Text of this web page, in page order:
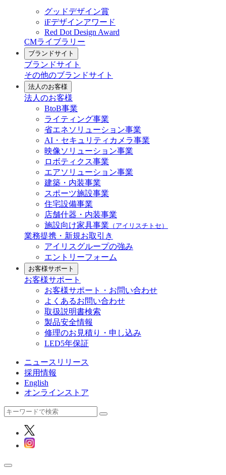
グッドデザイン賞
iFデザインアワード
Red Dot Design Award
CMライブラリー
ブランドサイト
ブランドサイト
その他のブランドサイト
法人のお客様
法人のお客様
BtoB事業
ライティング事業
省エネソリューション事業
AI・セキュリティカメラ事業
映像ソリューション事業
ロボティクス事業
エアソリューション事業
建築・内装事業
スポーツ施設事業
住宅設備事業
店舗什器・内装事業
施設向け家具事業 （アイリスチトセ）
業務提携・新規お取引き
アイリスグループの強み
エントリーフォーム
お客様サポート
お客様サポート
お客様サポート・お問い合わせ
よくあるお問い合わせ
取扱説明書検索
製品安全情報
修理のお見積り・申し込み
LED5年保証
ニュースリリース
採用情報
English
オンラインストア